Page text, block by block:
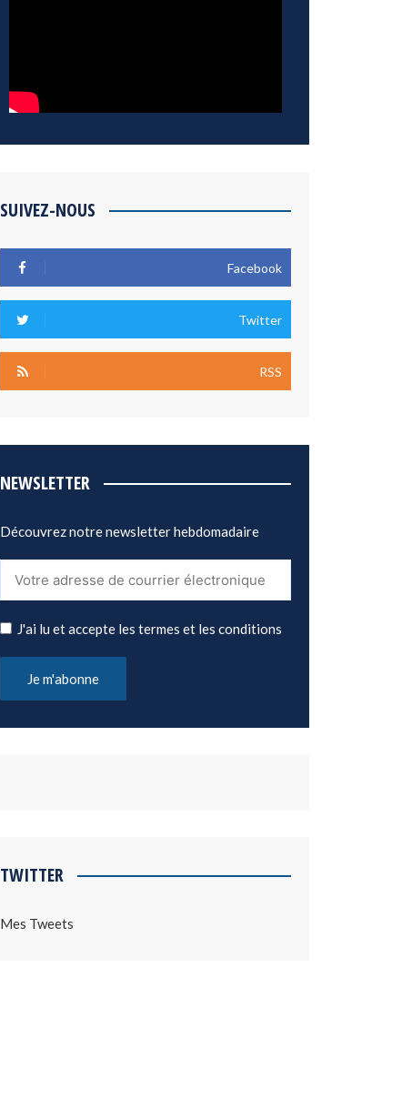
SUIVEZ-NOUS
Facebook
Twitter
RSS
NEWSLETTER
Découvrez notre newsletter hebdomadaire
J'ai lu et accepte les termes et les conditions
TWITTER
Mes Tweets